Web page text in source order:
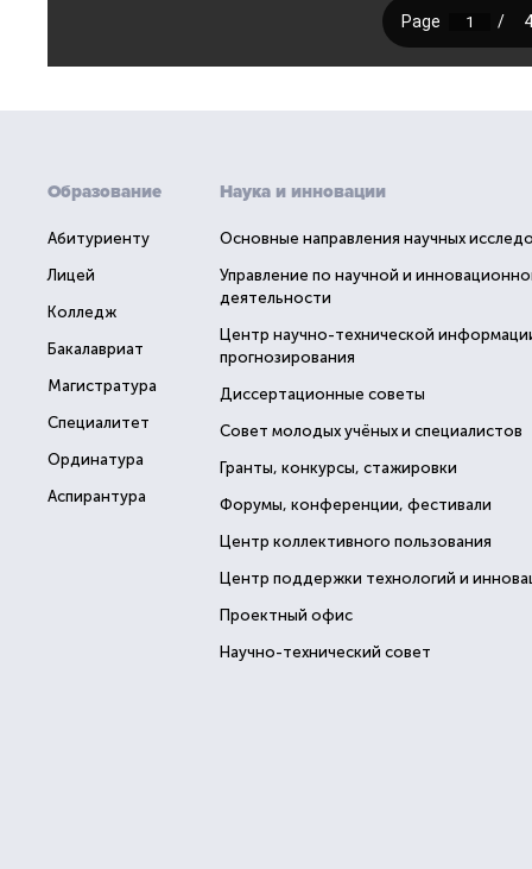
Образование
Абитуриенту
Лицей
Колледж
Бакалавриат
Магистратура
Специалитет
Ординатура
Аспирантура
Наука и инновации
Основные направления научных
Управление по научной и
деятельности
Центр научно-технической
прогнозирования
Диссертационные советы
Совет молодых учёных и специалистов
Гранты, конкурсы, стажировки
Форумы, конференции, фестивали
Центр коллективного пользования
Центр поддержки технологий и
Проектный офис
Научно-технический совет